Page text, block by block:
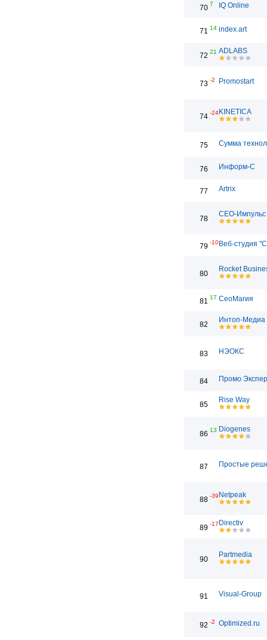
70 7 IQ Online
71 14 index.art
72 21 ADLABS
73 -2 Promostart
74 -24KINETICA
75 Сумма
76 Информ-С
77 Artrix
78
СЕО-Импульс
79 -10Веб-студия
80
Rocket
81 17 СеоМагия
82
Интоп-Медиа
83 НЭОКС
84 Промо
85
Rise Way
86 13 Diogenes
87 Простые
88 -39 Netpeak
89 -17 Directiv
90
Partmedia
91 Visual-Group
92 -2 Optimized.ru